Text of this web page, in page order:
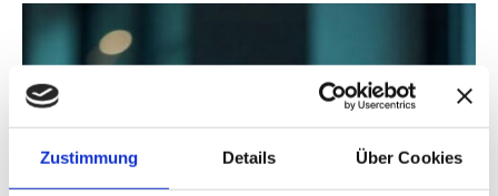
Zustimmung Details Über Cookies